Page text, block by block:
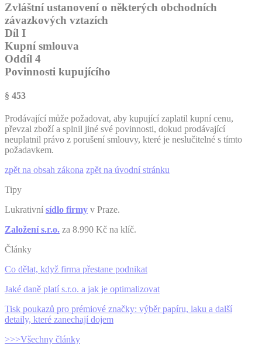
Zvláštní ustanovení o některých obchodních
závazkových vztazích
Díl I
Kupní smlouva
Oddíl 4
Povinnosti kupujícího
§ 453
Prodávající může požadovat, aby kupující zaplatil kupní cenu,
převzal zboží a splnil jiné své povinnosti, dokud prodávající
neuplatnil právo z porušení smlouvy, které je neslučitelné s tímto
požadavkem.
zpět na obsah zákona zpět na úvodní stránku
Tipy
Lukrativní sídlo firmy v Praze.
Založení s.r.o. za 8.990 Kč na klíč.
Články
Co dělat, když firma přestane podnikat
Jaké daně platí s.r.o. a jak je optimalizovat
Tisk poukazů pro prémiové značky: výběr papíru, laku a další
detaily, které zanechají dojem
>>>Všechny články